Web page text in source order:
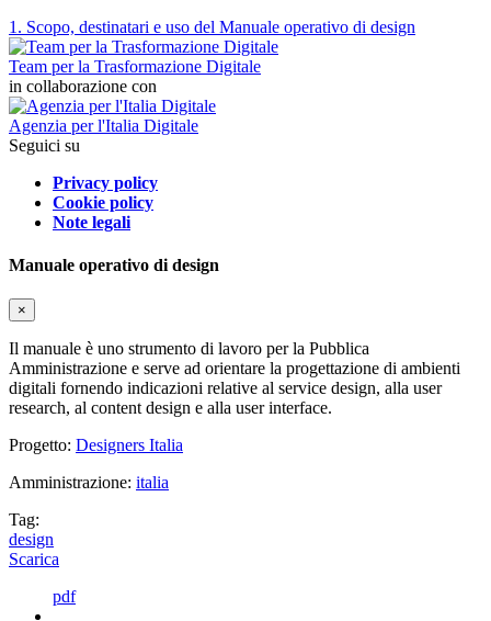
1. Scopo, destinatari e uso del Manuale operativo di design
Team per la Trasformazione Digitale
in collaborazione con
Agenzia per l'Italia Digitale
Seguici su
Privacy policy
Cookie policy
Note legali
Manuale operativo di design
×
Il manuale è uno strumento di lavoro per la Pubblica
Amministrazione e serve ad orientare la progettazione di ambienti
digitali fornendo indicazioni relative al service design, alla user
research, al content design e alla user interface.
Progetto: Designers Italia
Amministrazione: italia
Tag:
design
Scarica
pdf